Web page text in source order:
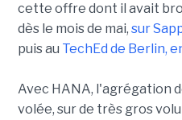
cette offre dont il avait
dès le mois de mai, sur
puis au TechEd de Berlin,
Avec HANA, l'agrégation
volée, sur de très gros